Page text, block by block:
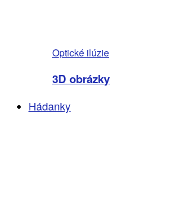
Optické ilúzie
3D obrázky
Hádanky